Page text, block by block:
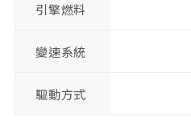
引擎燃料
變速系統
驅動方式